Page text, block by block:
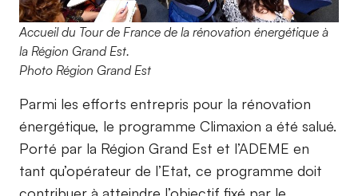
Accueil du Tour de France de la rénovation énergétique à
la Région Grand Est.
Photo Région Grand Est
Parmi les efforts entrepris pour la rénovation
énergétique, le programme Climaxion a été salué.
Porté par la Région Grand Est et l’ADEME en
tant qu’opérateur de l’Etat, ce programme doit